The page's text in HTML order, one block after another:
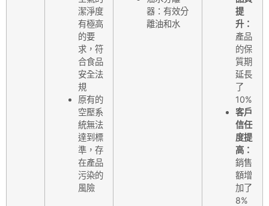
潔淨度
有極高
的要
求，符
合食品
安全法
規
原有的
空壓系
統無法
達到標
準，存
在產品
污染的
風險
器：有效分
離油和水
提
升：
產品
的保
質期
延長
了
10%
客戶
信任
度提
高：
銷售
額增
加了
8%